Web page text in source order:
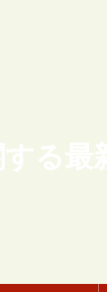
る